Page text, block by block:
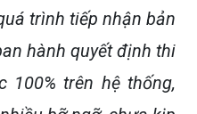
trình tiếp nhận bản
hành quyết định thi
100% trên hệ thống,